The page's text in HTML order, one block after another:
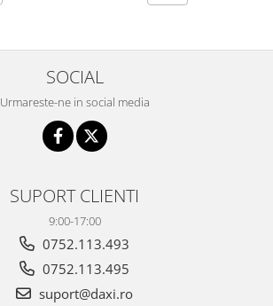
SOCIAL
Urmareste-ne in social media
SUPORT CLIENTI
9:00-17:00
0752.113.493
0752.113.495
suport@daxi.ro